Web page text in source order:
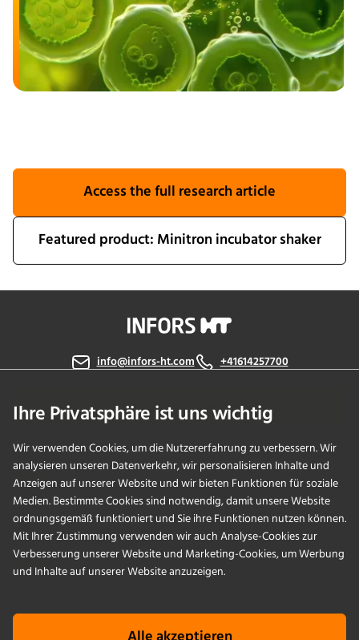
Access the full research article
Featured product: Minitron incubator shaker
Ihre Privatsphäre ist uns wichtig
Wir verwenden Cookies, um die Nutzererfahrung zu verbessern. Wir
analysieren unseren Datenverkehr, wir personalisieren Inhalte und
Anzeigen auf unserer Website und wir bieten Funktionen für soziale
Medien. Bestimmte Cookies sind notwendig, damit unsere Website
ordnungsgemäß funktioniert und Sie ihre Funktionen nutzen können.
Mit Ihrer Zustimmung verwenden wir auch Analyse-Cookies zur
Verbesserung unserer Website und Marketing-Cookies, um Werbung
und Inhalte auf unserer Website anzuzeigen.
info@infors-ht.com +41614257700
Kontaktieren Sie uns
PRODUKTE
ANWENDUNGEN
SERVICES
UNTERNEHMEN